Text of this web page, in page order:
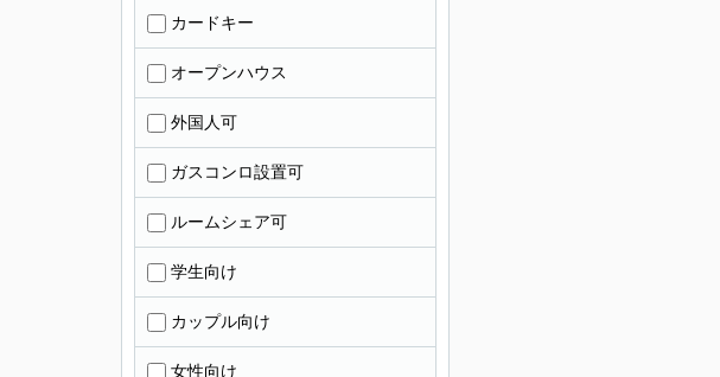
カードキー
オープンハウス
外国人可
ガスコンロ設置可
ルームシェア可
学生向け
カップル向け
女性向け